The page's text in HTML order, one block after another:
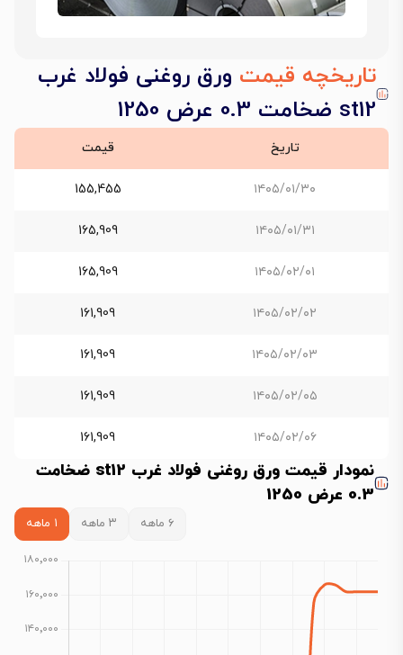
تاریخچه قیمت ورق روغنی فولاد غرب
st12 ضخامت 0.3 عرض 1250
تاریخ قیمت
۱۴۰۵/۰۱/۳۰ 155,455
۱۴۰۵/۰۱/۳۱ 165,909
۱۴۰۵/۰۲/۰۱ 165,909
۱۴۰۵/۰۲/۰۲ 161,909
۱۴۰۵/۰۲/۰۳ 161,909
۱۴۰۵/۰۲/۰۵ 161,909
۱۴۰۵/۰۲/۰۶ 161,909
نمودار قیمت ورق روغنی فولاد غرب st12 ضخامت
0.3 عرض 1250
۶ ماهه ۳ ماهه ۱ ماهه